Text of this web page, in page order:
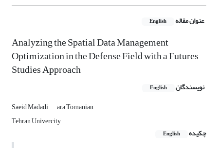
عنوان مقاله English
Analyzing the Spatial Data Management
Optimization in the Defense Field with a Futures
Studies Approach
نویسندگان English
Saeid Madadi
ara Tomanian
Tehran Univercity
چکیده
English